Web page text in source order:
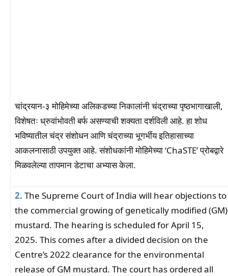
चांद्रयान-३ मोहिमेच्या अलिकडच्या निकालांनी चंद्राच्या पृष्ठभागाखाली,
विशेषतः ध्रुवांभोवती बर्फ असण्याची शक्यता दर्शविली आहे. हा शोध
भविष्यातील चंद्र संशोधन आणि चंद्राच्या भूगर्भीय इतिहासाच्या
आकलनासाठी उपयुक्त आहे. संशोधकांनी मोहिमेच्या ‘ChaSTE’ प्रोबद्वारे
मिळवलेल्या तापमान डेटाचा अभ्यास केला.
2. The Supreme Court of India will hear objections to
the commercial growing of genetically modified (GM)
mustard. The hearing is scheduled for April 15,
2025. This comes after a divided decision on the
Centre’s 2022 clearance for the environmental
release of GM mustard. The court has ordered all